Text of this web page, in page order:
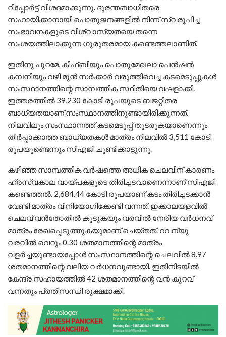
റിപ്പോർട്ട് വിശദമാക്കുന്നു. ദുരന്തബാധിതരെ
സഹായിക്കാനായി പൊതുജനങ്ങളിൽ നിന്ന് സ്വരൂപിച്ച
സംഭാവനകളുടെ വിശ്വാസ്യതയെ തന്നെ
സംശയത്തിലാക്കുന്ന ഗുരുതരമായ കണ്ടെത്തലാണിത്.
ഇതിനു പുറമേ, കിഫ്ബിയും പൊതുമേഖലാ പെൻഷൻ
കമ്പനിയും വഴി മുൻ സർക്കാർ വരുത്തിവെച്ച കടമെടുപ്പുകൾ
സംസ്ഥാനത്തിന്റെ സാമ്പത്തിക സ്ഥിതിയെ വഷളാക്കി.
ഇത്തരത്തിൽ 39,230 കോടി രൂപയുടെ ബജറ്റിതര
ബാധ്യതയാണ് സംസ്ഥാനത്തിനുണ്ടായിരിക്കുന്നത്.
നിലവിലും സംസ്ഥാനത്ത് കടമെടുപ്പ് തുടരുകയാണെന്നും
തീർപ്പാക്കാത്ത ബാധ്യതകൾ മാത്രം നിലവിൽ 3,511 കോടി
രൂപയുണ്ടെന്നും സിഎജി ചൂണ്ടിക്കാട്ടുന്നു.
കഴിഞ്ഞ സാമ്പത്തിക വർഷത്തെ അധിക ചെലവിന് കാരണം
ഹ്രസ്വകാല വായ്പകളുടെ തിരിച്ചടവാണെന്നാണ് സിഎജി
കണ്ടെത്തൽ. 2,684.44 കോടി രൂപയാണ് കടം തിരിച്ചടക്കാൻ
വേണ്ടി മാത്രം വിനിയോഗിക്കേണ്ടി വന്നത്. ഇക്കാലയളവിൽ
ചെലവ് വൻതോതിൽ കൂടുകയും വരവിൽ നേരിയ വർധനവ്
മാത്രം രേഖപ്പെടുത്തുകയുമാണ് ചെയ്തത്. റവന്യു
വരവിൽ വെറും 0.30 ശതമാനത്തിന്റെ മാത്രം
വളർച്ചയുണ്ടായപ്പോൾ സംസ്ഥാനത്തിന്റെ ചെലവിൽ 8.97
ശതമാനത്തിന്റെ വലിയ വർധനവുണ്ടായി. ഇതിനിടയിൽ
കേന്ദ്ര സഹായത്തിൽ 42 ശതമാനത്തിന്റെ വൻ കുറവ്
വന്നതും പ്രതിസന്ധി രൂക്ഷമാക്കി.